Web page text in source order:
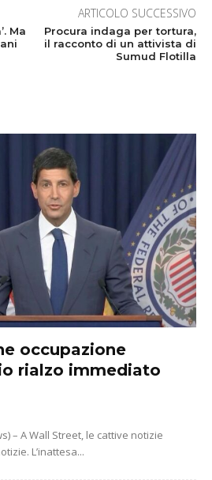
Ma
ARTICOLO SUCCESSIVO
Procura indaga per tortura,
il racconto di un attivista di
Sumud Flotilla
occupazione
rialzo immediato
– A Wall Street, le cattive notizie
L’inattesa...